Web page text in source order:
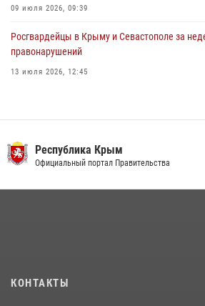
09 июля 2026, 09:39
Росгвардейцы в Крыму и Севастополе за
правонарушений
13 июля 2026, 12:45
21 июля 2026, 13:18
Росгвардия в Крыму и Севастополе
правонарушителей
В крымской столице росгвардейцы
Республика Крым
Официальный портал Правительства
КОНТАКТЫ